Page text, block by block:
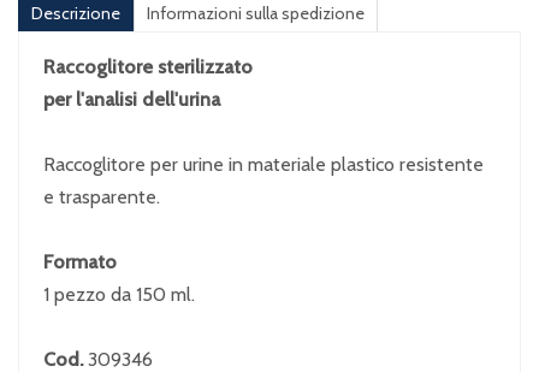
Descrizione Informazioni sulla spedizione
Raccoglitore sterilizzato
per l'analisi dell'urina
Raccoglitore per urine in materiale plastico resistente
e trasparente.
Formato
1 pezzo da 150 ml.
Cod.309346